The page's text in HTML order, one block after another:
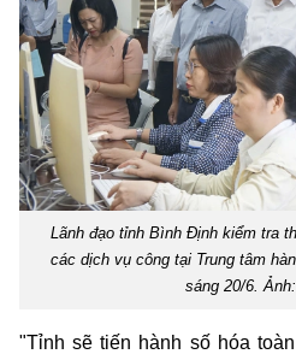
Lãnh đạo tỉnh Bình Định kiểm tra
các dịch vụ công tại Trung tâm
sáng 20/6.
"Tỉnh sẽ tiến hành số hóa